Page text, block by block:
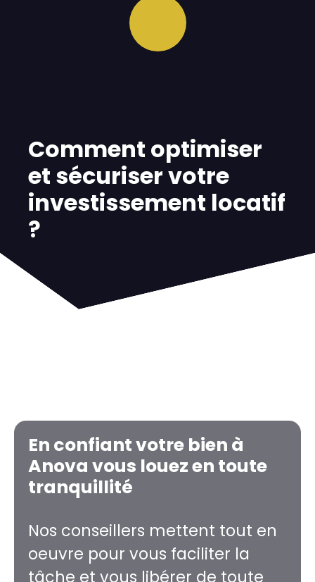
Comment optimiser
et sécuriser votre
investissement locatif
?
En confiant votre bien à
Anova vous louez en toute
tranquillité
Nos conseillers mettent tout en
oeuvre pour vous faciliter la
tâche et vous libérer de toute